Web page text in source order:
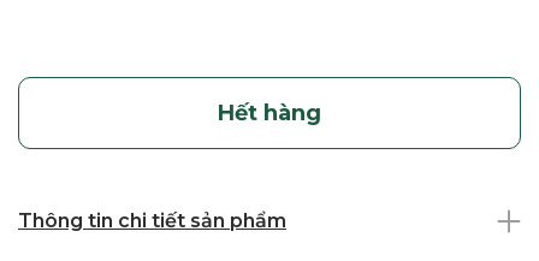
Hết hàng
Thông tin chi tiết sản phẩm